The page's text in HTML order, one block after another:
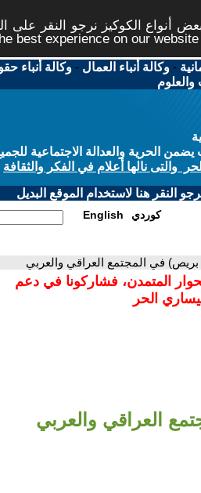
أنواع الكوكيز نرجو النقر على
best experience on our website
-وكالة أنباء العمال -وكالة أنباء
والعلوم
الحرية والعدالة الاجتماعية
والتى نالها أعلام في الفكر والثقافة
النقر هنا لاستخدام الموقع البديل
English كوردي
بريص) في المجتمع العراقي والعربي
المتمدن، فشاركونا في دعم
الحر
العراقي والعربي